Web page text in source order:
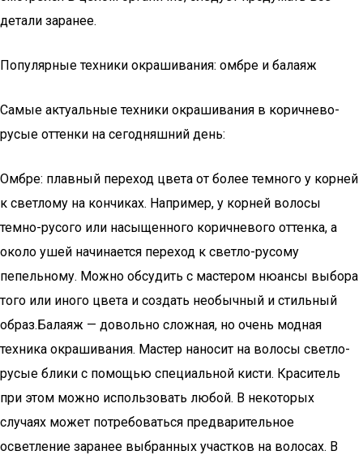
детали заранее.
Популярные техники окрашивания: омбре и балаяж
Самые актуальные техники окрашивания в коричнево-
русые оттенки на сегодняшний день:
Омбре: плавный переход цвета от более темного у корней
к светлому на кончиках. Например, у корней волосы
темно-русого или насыщенного коричневого оттенка, а
около ушей начинается переход к светло-русому
пепельному. Можно обсудить с мастером нюансы выбора
того или иного цвета и создать необычный и стильный
образ.Балаяж — довольно сложная, но очень модная
техника окрашивания. Мастер наносит на волосы светло-
русые блики с помощью специальной кисти. Краситель
при этом можно использовать любой. В некоторых
случаях может потребоваться предварительное
осветление заранее выбранных участков на волосах. В